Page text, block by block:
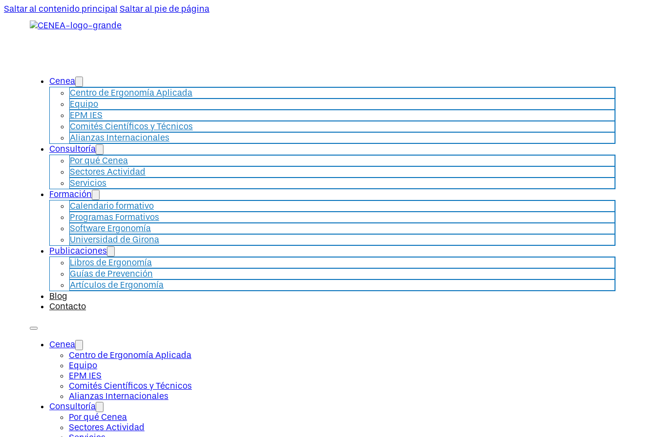
Saltar al contenido principal Saltar al pie de página
Cenea
Centro de Ergonomía Aplicada
Equipo
EPM IES
Comités Científicos y Técnicos
Alianzas Internacionales
Consultoría
Por qué Cenea
Sectores Actividad
Servicios
Formación
Calendario formativo
Programas Formativos
Software Ergonomía
Universidad de Girona
Publicaciones
Libros de Ergonomía
Guías de Prevención
Artículos de Ergonomía
Blog
Contacto
Cenea
Centro de Ergonomía Aplicada
Equipo
EPM IES
Comités Científicos y Técnicos
Alianzas Internacionales
Consultoría
Por qué Cenea
Sectores Actividad